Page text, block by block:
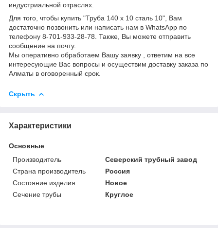
индустриальной отраслях.
Для того, чтобы купить "Труба 140 х 10 сталь 10", Вам
достаточно позвонить или написать нам в WhatsApp по
телефону 8-701-933-28-78. Также, Вы можете отправить
сообщение на почту.
Мы оперативно обработаем Вашу заявку , ответим на все
интересующие Вас вопросы и осуществим доставку заказа по
Алматы в оговоренный срок.
Скрыть
Характеристики
Основные
Производитель
Северский трубный завод
Страна производитель
Россия
Состояние изделия
Новое
Сечение трубы
Круглое